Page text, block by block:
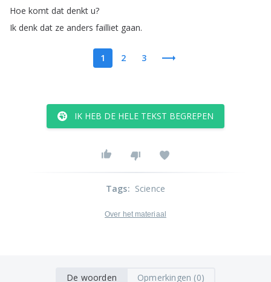
Hoe komt dat denkt u?
Ik denk dat ze anders failliet gaan.
1 2 3
IK HEB DE HELE TEKST BEGREPEN
Tags: Science
Over het materiaal
De woorden Opmerkingen (0)